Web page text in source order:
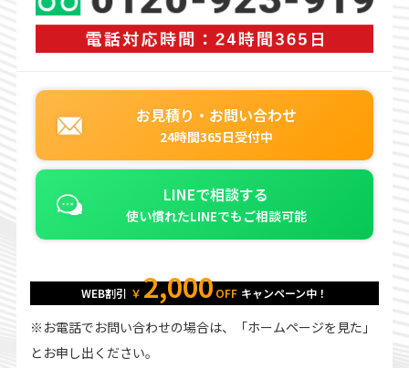
お見積り・お問い合わせ
24時間365日受付中
LINEで相談する
使い慣れたLINEでもご相談可能
WEB割引 ￥ 2,000OFF キャンペーン中！
※お電話でお問い合わせの場合は、「ホームページを見た」
とお申し出ください。